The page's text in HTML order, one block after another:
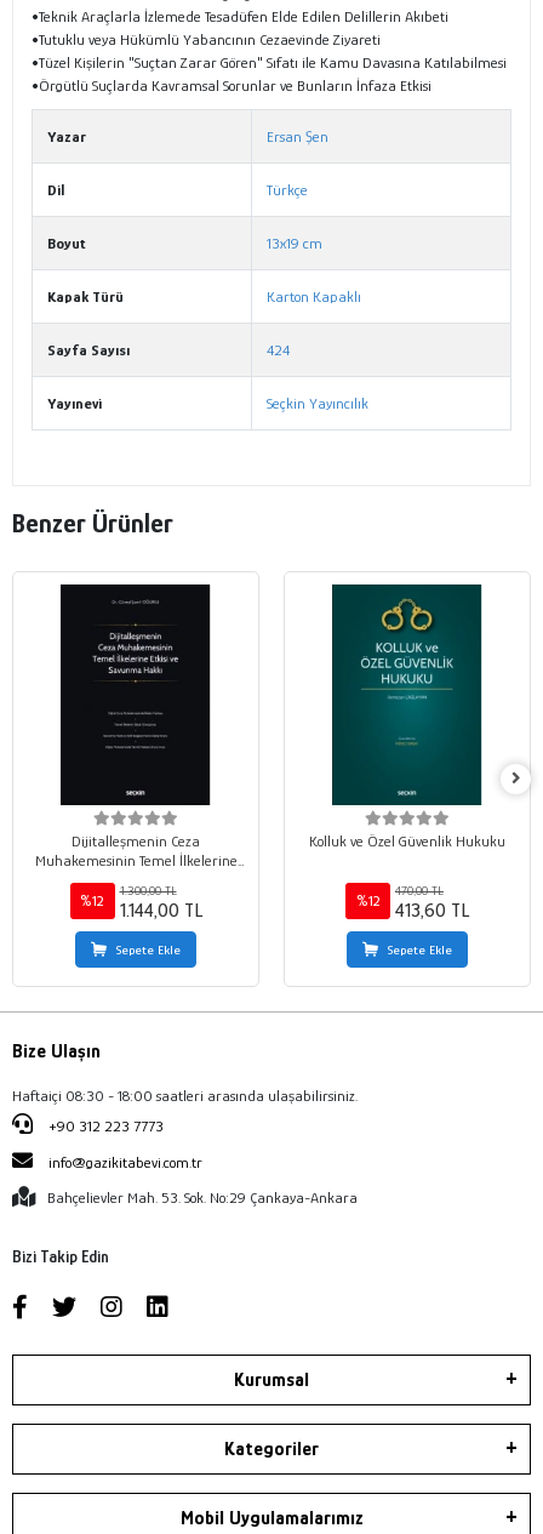
•Teknik Araçlarla İzlemede Tesadüfen Elde Edilen Delillerin Akıbeti
•Tutuklu veya Hükümlü Yabancının Cezaevinde Ziyareti
•Tüzel Kişilerin "Suçtan Zarar Gören" Sıfatı ile Kamu Davasına Katılabilmesi
•Örgütlü Suçlarda Kavramsal Sorunlar ve Bunların İnfaza Etkisi
Yazar Ersan Şen
Dil Türkçe
Boyut 13x19 cm
Kapak Türü Karton Kapaklı
Sayfa Sayısı 424
Yayınevi Seçkin Yayıncılık
Benzer Ürünler
Dijitalleşmenin Ceza
Muhakemesinin Temel İlkelerine
Etkisi ve Savunma Hakkı
%12
1.300,00 TL
1.144,00 TL
Sepete Ekle
Kolluk ve Özel Güvenlik Hukuku
%12
470,00 TL
413,60 TL
Sepete Ekle
Bize Ulaşın
Haftaiçi 08:30 - 18:00 saatleri arasında ulaşabilirsiniz.
+90 312 223 7773
info@gazikitabevi.com.tr
Bahçelievler Mah. 53. Sok. No:29 Çankaya-Ankara
Bizi Takip Edin
Kurumsal
Kategoriler
Mobil Uygulamalarımız